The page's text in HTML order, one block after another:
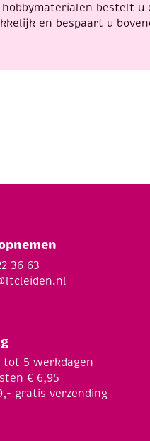
bestelt u
en bespaart u
36 63
tot 5 werkdagen
€ 6,95
gratis verzending